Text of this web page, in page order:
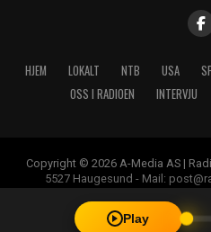
HJEM LOKALT NTB USA
OSS I RADIOEN
INTERVJU
Copyright © 2026 A-Media AS |
5527 Haugesund - Mail:
Play